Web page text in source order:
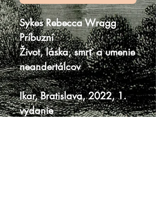
Sykes Rebecca Wragg
Príbuzní
Život, láska, smrť a umenie
neandertálcov
Ikar, Bratislava, 2022, 1.
vydanie